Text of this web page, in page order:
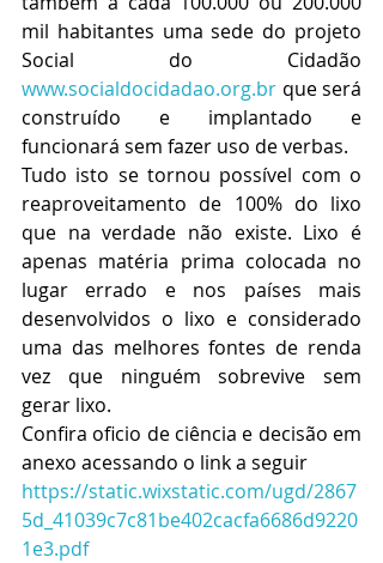
mil habitantes uma sede do projeto
www.socialdocidadao.org.br que será
construído e implantado e
funcionará sem fazer uso de verbas.
Tudo isto se tornou possível com o
reaproveitamento de 100% do lixo
que na verdade não existe. Lixo é
apenas matéria prima colocada no
lugar errado e nos países mais
desenvolvidos o lixo e considerado
uma das melhores fontes de renda
vez que ninguém sobrevive sem
gerar lixo.
Confira oficio de ciência e decisão em
anexo acessando o link a seguir
https://static.wixstatic.com/ugd/2867
5d_41039c7c81be402cacfa6686d9220
1e3.pdf